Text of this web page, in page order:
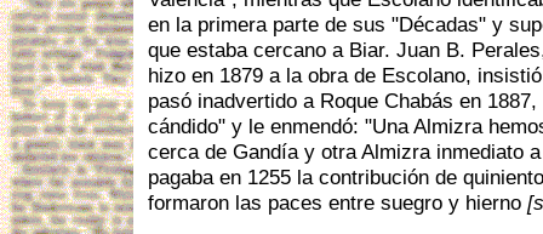
en la primera parte de sus "Décadas" y
que estaba cercano a Biar. Juan B.
hizo en 1879 a la obra de Escolano,
pasó inadvertido a Roque Chabás en
cándido" y le enmendó: "Una Almizra
cerca de Gandía y otra Almizra inmediato
pagaba en 1255 la contribución de
formaron las paces entre suegro y hierno